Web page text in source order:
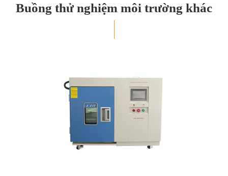
Buồng thử nghiệm môi trường khác